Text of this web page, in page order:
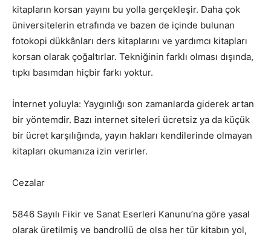
kitapların korsan yayını bu yolla gerçekleşir. Daha çok
üniversitelerin etrafında ve bazen de içinde bulunan
fotokopi dükkânları ders kitaplarını ve yardımcı kitapları
korsan olarak çoğaltırlar. Tekniğinin farklı olması dışında,
tıpkı basımdan hiçbir farkı yoktur.
İnternet yoluyla: Yaygınlığı son zamanlarda giderek artan
bir yöntemdir. Bazı internet siteleri ücretsiz ya da küçük
bir ücret karşılığında, yayın hakları kendilerinde olmayan
kitapları okumanıza izin verirler.
Cezalar
5846 Sayılı Fikir ve Sanat Eserleri Kanunu’na göre yasal
olarak üretilmiş ve bandrollü de olsa her tür kitabın yol,